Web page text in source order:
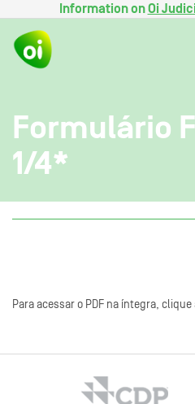
Information onOi
Formulário
1/4*
Para acessar o PDF na íntegra, clique